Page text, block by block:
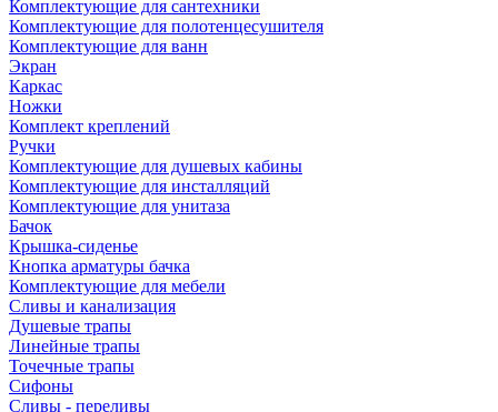
Комплектующие для сантехники
Комплектующие для полотенцесушителя
Комплектующие для ванн
Экран
Каркас
Ножки
Комплект креплений
Ручки
Комплектующие для душевых кабины
Комплектующие для инсталляций
Комплектующие для унитаза
Бачок
Крышка-сиденье
Кнопка арматуры бачка
Комплектующие для мебели
Сливы и канализация
Душевые трапы
Линейные трапы
Точечные трапы
Сифоны
Сливы - переливы